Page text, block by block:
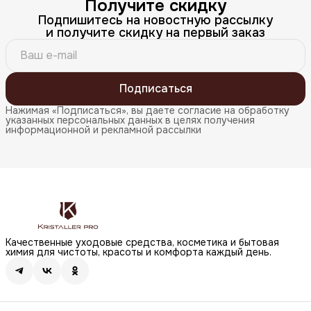
Получите скидку
Подпишитесь на новостную рассылку
и получите скидку на первый заказ
Подписаться
Нажимая «Подписаться», вы даете согласие на обработку
указанных персональных данных в целях получения
информационной и рекламной рассылки
Качественные уходовые средства, косметика и бытовая
химия для чистоты, красоты и комфорта каждый день.